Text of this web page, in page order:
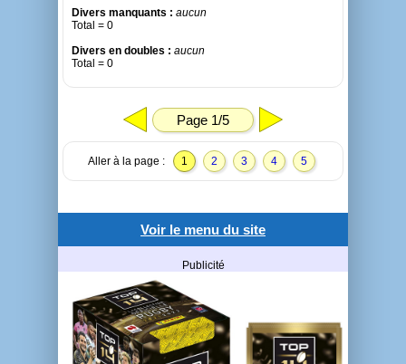
Divers manquants : aucun
Total = 0
Divers en doubles : aucun
Total = 0
Page 1/5
Aller à la page : 1 2 3 4 5
Voir le menu du site
Publicité